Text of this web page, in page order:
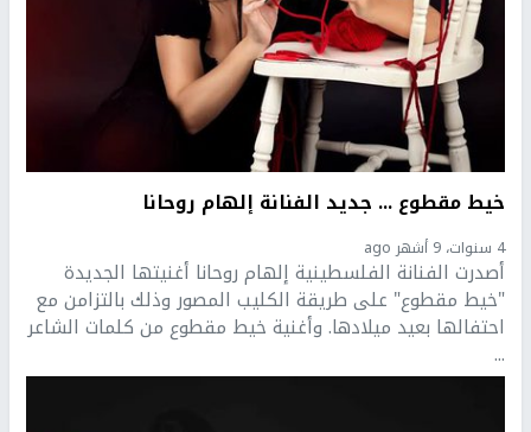
خيط مقطوع ... جديد الفنانة إلهام روحانا
4 سنوات، 9 أشهر ago
أصدرت الفنانة الفلسطينية إلهام روحانا أغنيتها الجديدة
"خيط مقطوع" على طريقة الكليب المصور وذلك بالتزامن مع
احتفالها بعيد ميلادها. وأغنية خيط مقطوع من كلمات الشاعر
...